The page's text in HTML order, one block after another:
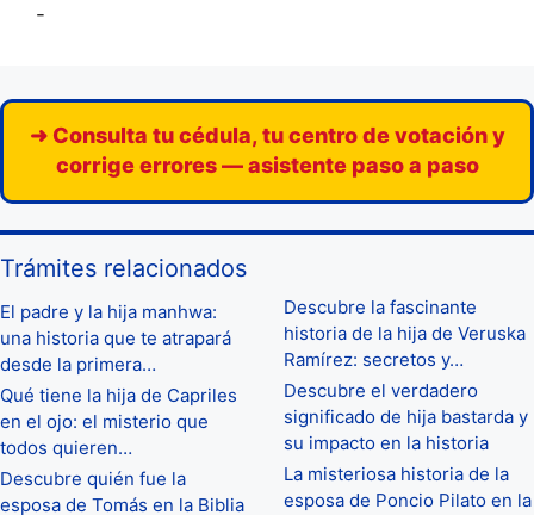
-
➜ Consulta tu cédula, tu centro de votación y
corrige errores — asistente paso a paso
Trámites relacionados
El padre y la hija manhwa:
una historia que te atrapará
desde la primera…
Qué tiene la hija de Capriles
en el ojo: el misterio que
todos quieren…
Descubre quién fue la
esposa de Tomás en la Biblia
Descubre la fascinante
historia de la hija de Veruska
Ramírez: secretos y…
Descubre el verdadero
significado de hija bastarda y
su impacto en la historia
La misteriosa historia de la
esposa de Poncio Pilato en la